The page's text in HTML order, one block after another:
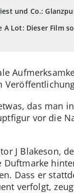
und Co.:
A Lot: Dieser Film
das man
vor die
J Blakeson,
Duftmarke
Dass er
verfolgt,